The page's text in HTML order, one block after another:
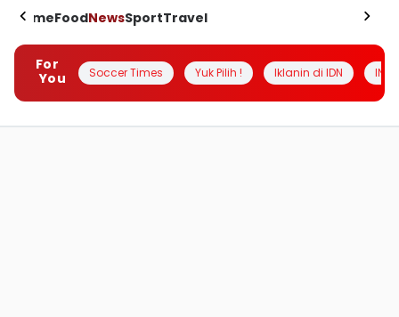
HomeFoodNewsSportTravel
For
You
Soccer Times Yuk Pilih ! Iklanin di IDN